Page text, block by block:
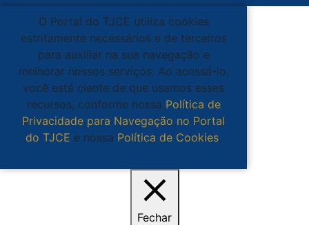
O Portal do TJCE utiliza cookies
estritamente necessários e de terceiros
para auxiliar na sua navegação e
melhorar nossos serviços. Ao acessá-lo,
você está ciente de que usamos esses
recursos, conforme nossa Política de
Privacidade para Navegação no Portal
do TJCE e nossa Política de Cookies.
Fechar